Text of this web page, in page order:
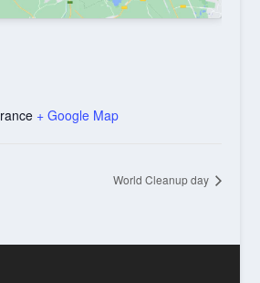
+ Google Map
World Cleanup day